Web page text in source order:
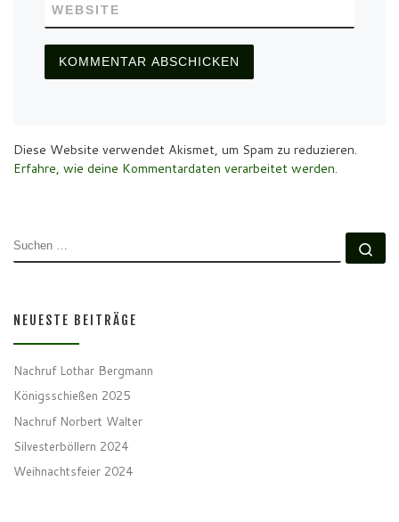
WEBSITE
Diese Website verwendet Akismet, um Spam zu reduzieren.
Erfahre, wie deine Kommentardaten verarbeitet werden.
SUCHE
NEUESTE BEITRÄGE
Nachruf Lothar Bergmann
Königsschießen 2025
Nachruf Norbert Walter
Silvesterböllern 2024
Weihnachtsfeier 2024